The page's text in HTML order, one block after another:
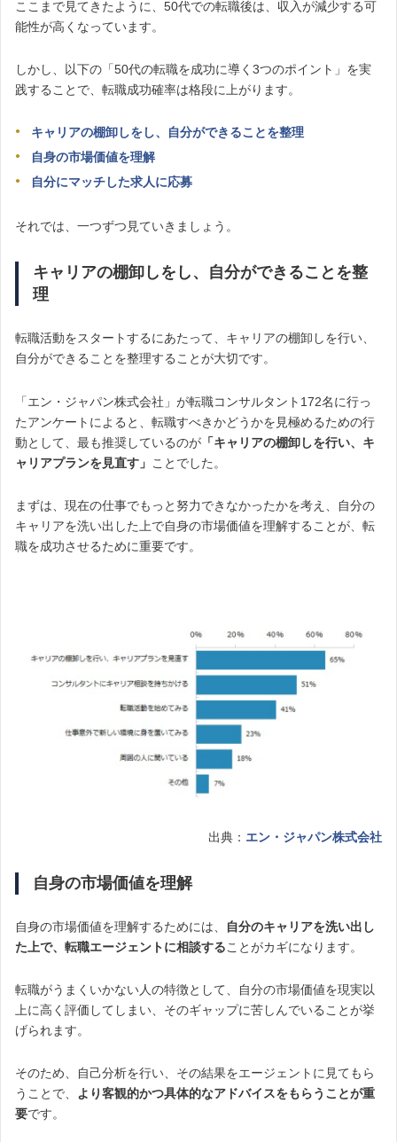
ここまで見てきたように、50代での転職後は、収入が減少する可
能性が高くなっています。
しかし、以下の「50代の転職を成功に導く3つのポイント」を実
践することで、転職成功確率は格段に上がります。
キャリアの棚卸しをし、自分ができることを整理
自身の市場価値を理解
自分にマッチした求人に応募
それでは、一つずつ見ていきましょう。
キャリアの棚卸しをし、自分ができることを整
理
転職活動をスタートするにあたって、キャリアの棚卸しを行い、
自分ができることを整理することが大切です。
「エン・ジャパン株式会社」が転職コンサルタント172名に行っ
たアンケートによると、転職すべきかどうかを見極めるための行
動として、最も推奨しているのが 「キャリアの棚卸しを行い、キ
ャリアプランを見直す」 ことでした。
まずは、現在の仕事でもっと努力できなかったかを考え、自分の
キャリアを洗い出した上で自身の市場価値を理解することが、転
職を成功させるために重要です。
出典： エン・ジャパン株式会社
自身の市場価値を理解
自身の市場価値を理解するためには、
自分のキャリアを洗い出し
た上で、転職エージェントに相談することがカギになります。
転職がうまくいかない人の特徴として、自分の市場価値を現実以
上に高く評価してしまい、そのギャップに苦しんでいることが挙
げられます。
そのため、自己分析を行い、その結果をエージェントに見てもら
うことで、 より客観的かつ具体的なアドバイスをもらうことが重
要です。